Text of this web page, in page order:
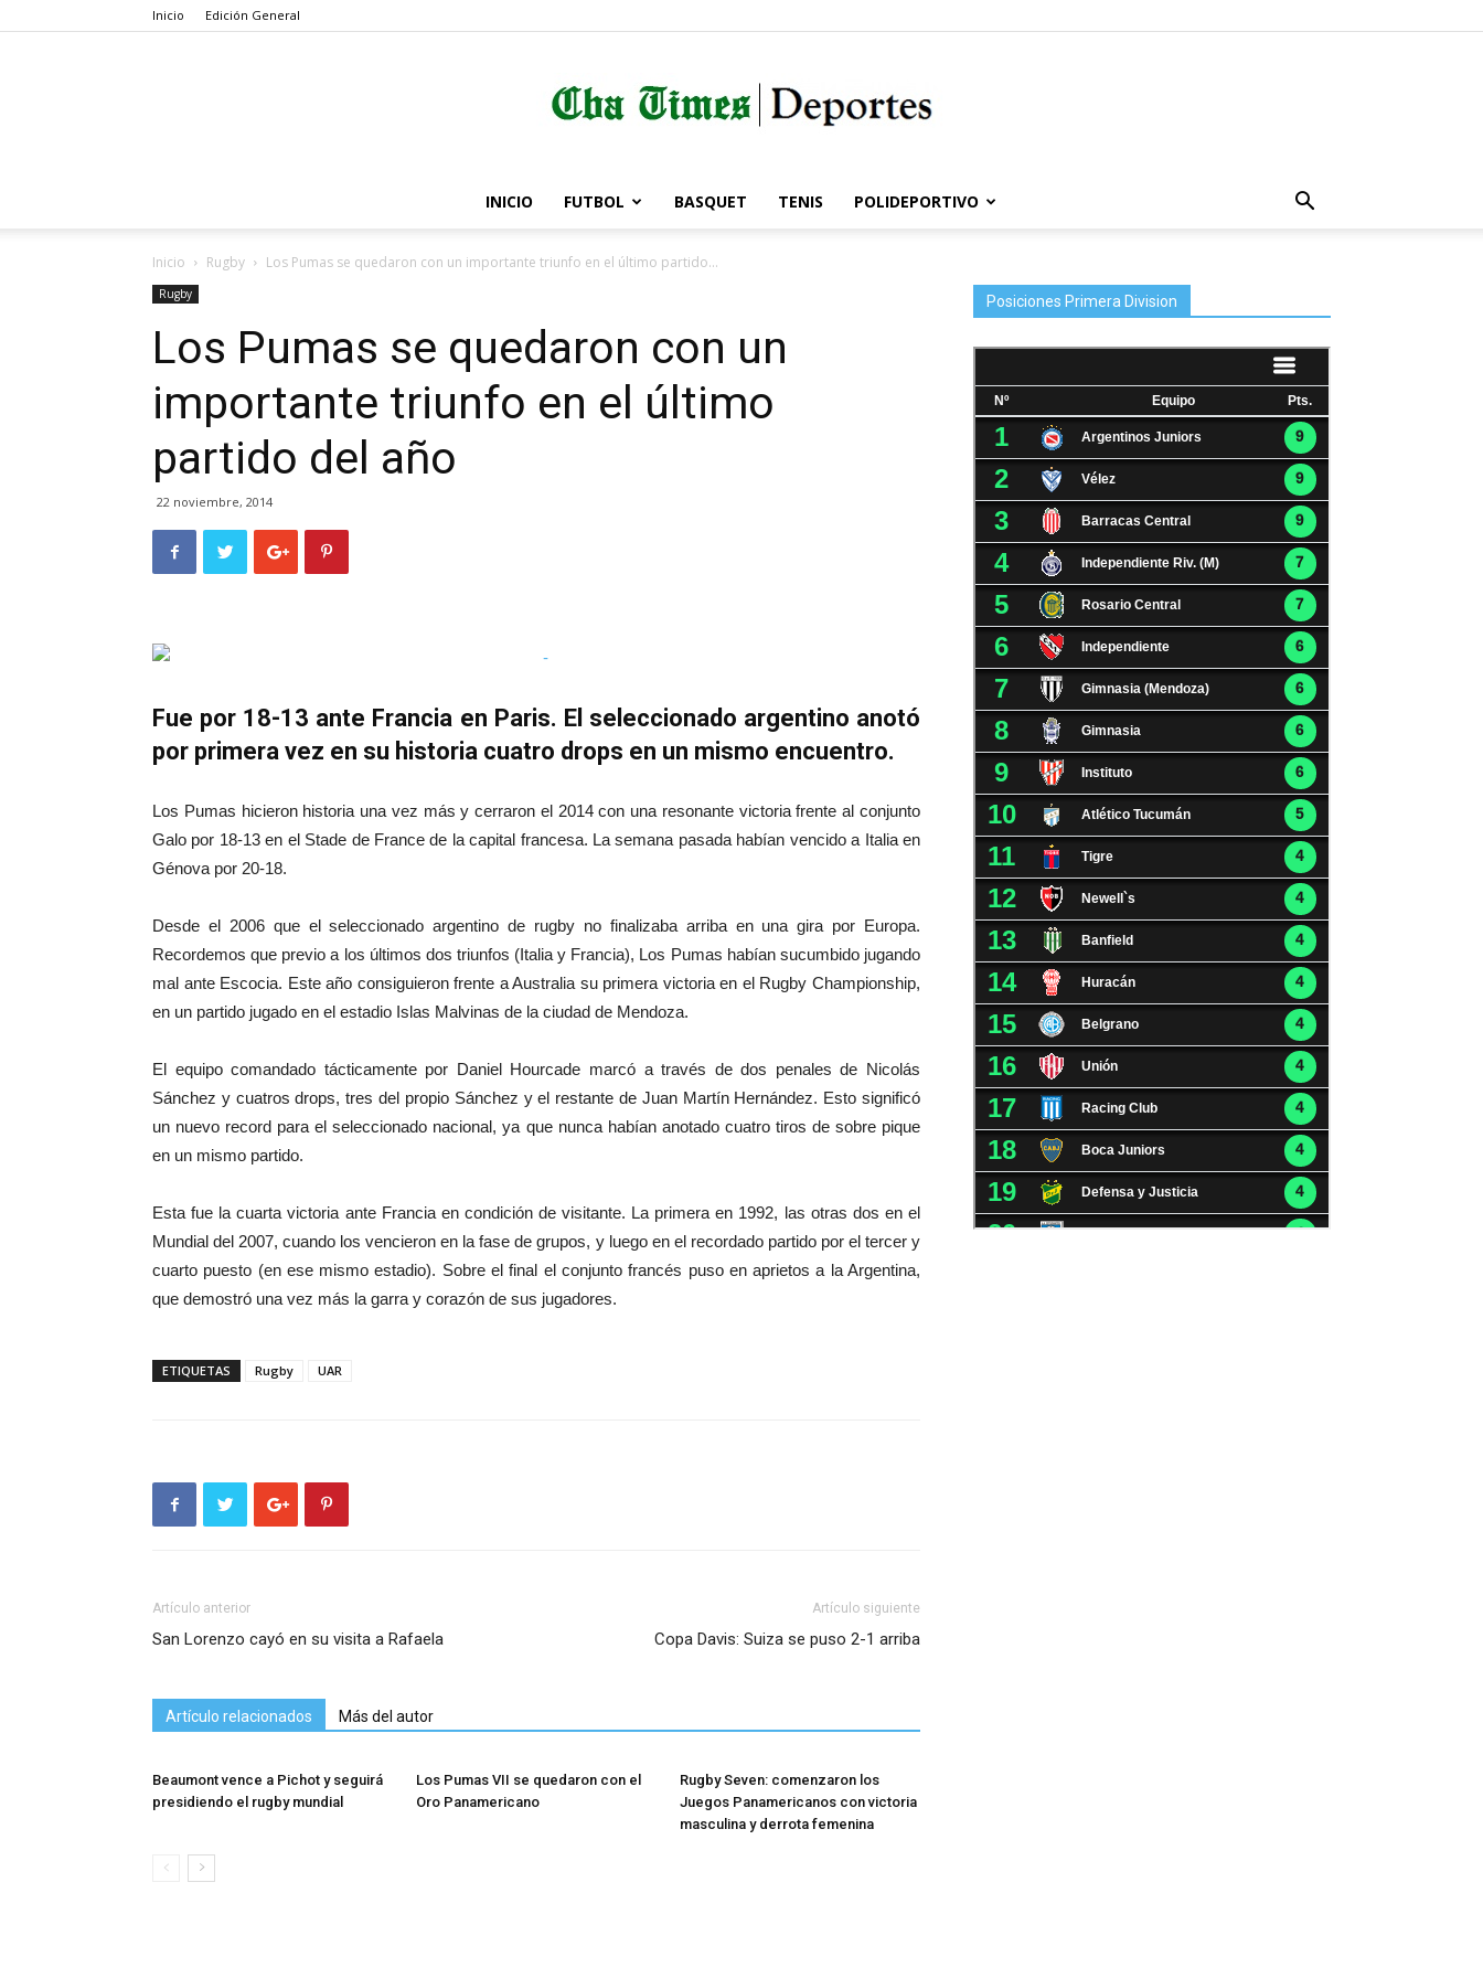
Inicio Edición General
Córdoba
Times
INICIO FUTBOL BASQUET TENIS POLIDEPORTIVO
Inicio Rugby Los Pumas se quedaron con un importante triunfo en el último partido...
Rugby
Los Pumas se quedaron con un
importante triunfo en el último
partido del año
22 noviembre, 2014
Fue por 18-13 ante Francia en Paris. El seleccionado argentino anotó
por primera vez en su historia cuatro drops en un mismo encuentro.
Los Pumas hicieron historia una vez más y cerraron el 2014 con una resonante victoria frente al conjunto
Galo por 18-13 en el Stade de France de la capital francesa. La semana pasada habían vencido a Italia en
Génova por 20-18.
Desde el 2006 que el seleccionado argentino de rugby no finalizaba arriba en una gira por Europa.
Recordemos que previo a los últimos dos triunfos (Italia y Francia), Los Pumas habían sucumbido jugando
mal ante Escocia. Este año consiguieron frente a Australia su primera victoria en el Rugby Championship,
en un partido jugado en el estadio Islas Malvinas de la ciudad de Mendoza.
El equipo comandado tácticamente por Daniel Hourcade marcó a través de dos penales de Nicolás
Sánchez y cuatros drops, tres del propio Sánchez y el restante de Juan Martín Hernández. Esto significó
un nuevo record para el seleccionado nacional, ya que nunca habían anotado cuatro tiros de sobre pique
en un mismo partido.
Esta fue la cuarta victoria ante Francia en condición de visitante. La primera en 1992, las otras dos en el
Mundial del 2007, cuando los vencieron en la fase de grupos, y luego en el recordado partido por el tercer y
cuarto puesto (en ese mismo estadio). Sobre el final el conjunto francés puso en aprietos a la Argentina,
que demostró una vez más la garra y corazón de sus jugadores.
ETIQUETAS Rugby UAR
Artículo anterior
San Lorenzo cayó en su visita a Rafaela
Artículo siguiente
Copa Davis: Suiza se puso 2-1 arriba
Artículo relacionados Más del autor
Beaumont vence a Pichot y seguirá
presidiendo el rugby mundial
Los Pumas VII se quedaron con el
Oro Panamericano
Rugby Seven: comenzaron los
Juegos Panamericanos con victoria
masculina y derrota femenina
Posiciones Primera Division